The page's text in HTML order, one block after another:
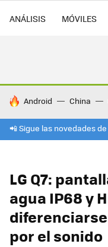
ANÁLISIS MÓVILES
HOY SE HABLA DE
Android China
📲 Sigue las novedades
LG Q7:
agua IP68 y
por el sonido